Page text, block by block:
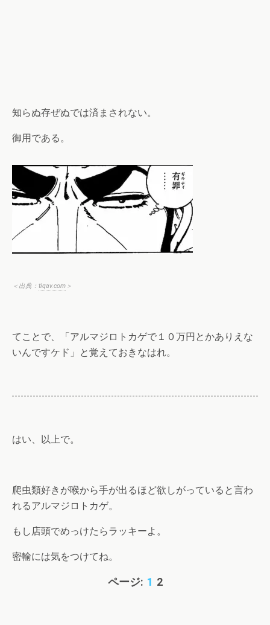
知らぬ存ぜぬでは済まされない。
御用である。
＜出典： tiqav.com ＞
てことで、「アルマジロトカゲで１０万円とかありえな
いんですケド」と覚えておきなはれ。
はい、以上で。
爬虫類好きが喉から手が出るほど欲しがっていると言わ
れるアルマジロトカゲ。
もし店頭でめっけたらラッキーよ。
密輸には気をつけてね。
ページ: 1 2